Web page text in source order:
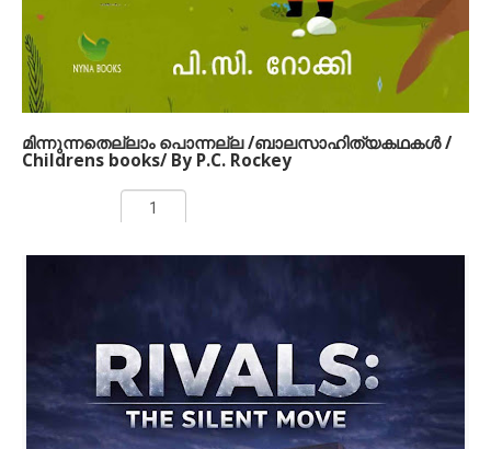
wonder, these tales celebrate unity, curiosity, and our
enduring bond with the earth.
മിന്നുന്നതെല്ലാം പൊന്നല്ല /ബാലസാഹിത്യകഥകള്‍ /
Childrens books/ By P.C. Rockey